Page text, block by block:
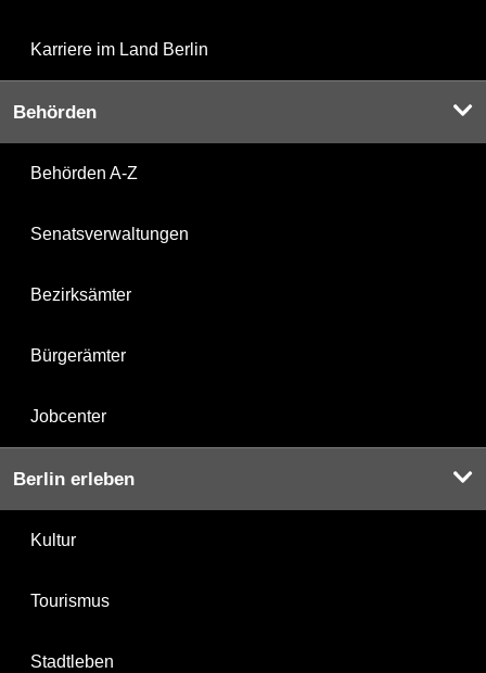
Karriere im Land Berlin
Behörden
Behörden A-Z
Senatsverwaltungen
Bezirksämter
Bürgerämter
Jobcenter
Berlin erleben
Kultur
Tourismus
Stadtleben